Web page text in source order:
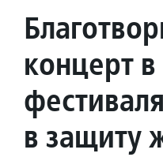
концерт
в защиту